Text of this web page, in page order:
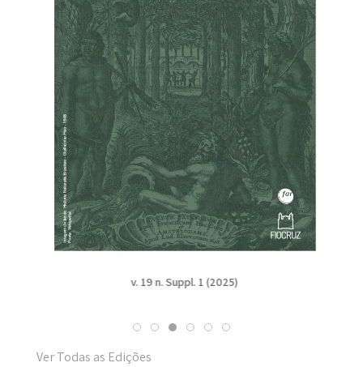
v. 19 n. Suppl. 1 (2025)
Ver Todas as Edições